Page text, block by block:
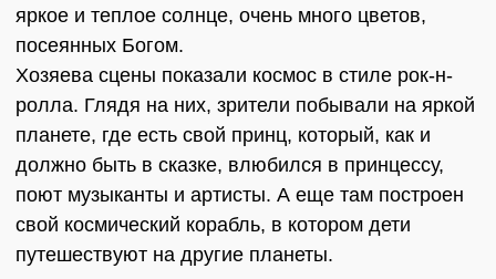
яркое и теплое солнце, очень много цветов,
посеянных Богом.
Хозяева сцены показали космос в стиле рок-н-
ролла. Глядя на них, зрители побывали на яркой
планете, где есть свой принц, который, как и
должно быть в сказке, влюбился в принцессу,
поют музыканты и артисты. А еще там построен
свой космический корабль, в котором дети
путешествуют на другие планеты.